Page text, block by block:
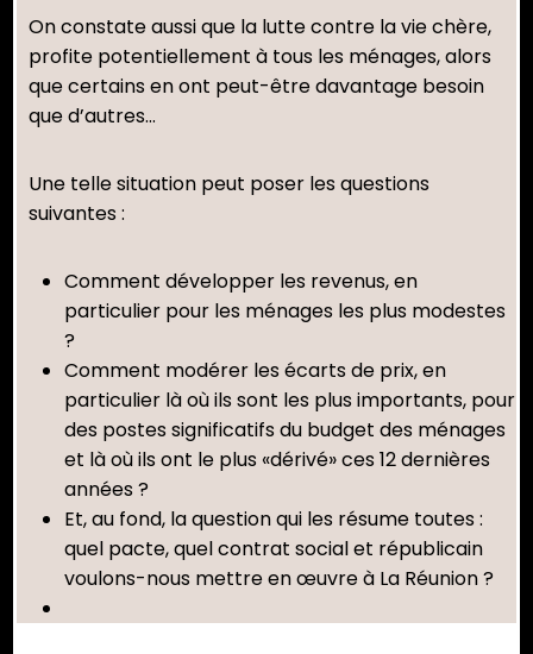
On constate aussi que la lutte contre la vie chère,
profite potentiellement à tous les ménages, alors
que certains en ont peut-être davantage besoin
que d’autres…
Une telle situation peut poser les questions
suivantes :
Comment développer les revenus, en
particulier pour les ménages les plus modestes
?
Comment modérer les écarts de prix, en
particulier là où ils sont les plus importants, pour
des postes significatifs du budget des ménages
et là où ils ont le plus «dérivé» ces 12 dernières
années ?
Et, au fond, la question qui les résume toutes :
quel pacte, quel contrat social et républicain
voulons-nous mettre en œuvre à La Réunion ?